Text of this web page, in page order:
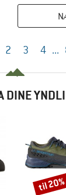
2 3 4 ...
DINE
Rabat
til 20%